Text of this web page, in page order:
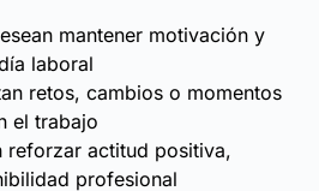
mantener motivación y
laboral
retos, cambios o momentos
el trabajo
reforzar actitud positiva,
profesional